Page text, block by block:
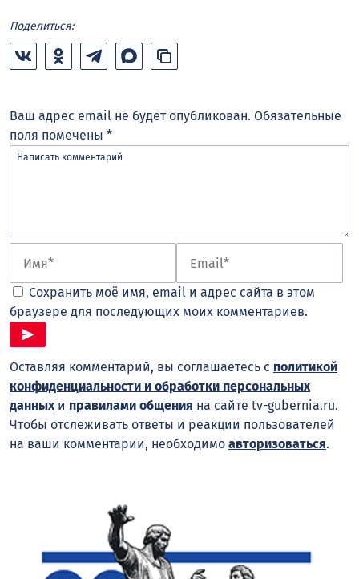
Поделиться:
Ваш адрес email не будет опубликован. Обязательные
поля помечены *
Сохранить моё имя, email и адрес сайта в этом
браузере для последующих моих комментариев.
Оставляя комментарий, вы соглашаетесь с политикой
конфиденциальности и обработки персональных
данныхи правилами общения на сайте tv-gubernia.ru.
Чтобы отслеживать ответы и реакции пользователей
на ваши комментарии, необходимо авторизоваться.